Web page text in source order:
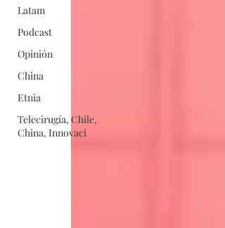
Latam
Podcast
Opinión
China
Etnia
Telecirugía, Chile,
China, Innovaci